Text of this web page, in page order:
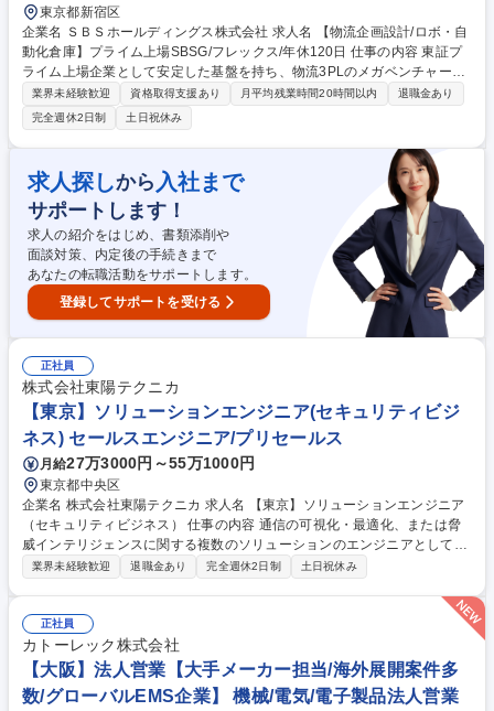
東京都新宿区
企業名 ＳＢＳホールディングス株式会社 求人名 【物流企画設計/ロボ・自
動化倉庫】プライム上場SBSG/フレックス/年休120日 仕事の内容 東証プ
ライム上場企業として安定した基盤を持ち、物流3PLのメガベンチャーと
して急成長を続けるSBSG。事業拡大に伴い、新たな「EC物流サービス」
の企画・開発を牽引していただけるメンバーを募集しています。 【このポ
ジションの魅力】 ■最先端技術の活用：AIやロボティクスなどの高度技術
を駆使した活用設計に携われます。 ■一気通貫での経験：サービスの企画
から開発まで一連のプロセスに携わることができるため、技術者・プラン
ナーとして大きな経験を積めます。 ■安定×挑戦：プライム上場の安定し
た経営基盤の元で、ベンチャーマインドを持って新たな領域に挑戦できま
す。 募集職種 【物流企画設計/ロボ・自動化倉庫】プライム上場SBSG/フ
レックス/年休120日
業界未経験歓迎 資格取得支援あり 月平均残業時間20時間以内
退職金あり
完全週休2日制
土日祝休み
求人探しから 入社まで
サポートします！
求人の紹介をはじめ、書類添削や
面談対策、内定後の手続きまで
あなたの転職活動をサポートします。
登録してサポートを受ける
正社員
株式会社東陽テクニカ
【東京】ソリューションエンジニア(セキュリティビジ
ネス) セールスエンジニア/プリセールス
月給27万3000円～55万1000円
東京都中央区
企業名 株式会社東陽テクニカ 求人名 【東京】ソリューションエンジニア
（セキュリティビジネス） 仕事の内容 通信の可視化・最適化、または脅
威インテリジェンスに関する複数のソリューションのエンジニアとして、
提案支援、技術検証、導入支援、保守サポート等を担当していただきま
きます。 製品および業務への習熟度に合わせて、技術面からの案件クロー
ジング、数カ月程度のプロジェクトマネジメント、製品トレーニングの提
供等、より深い知識と広範囲に関わる業務をお任せします。部署内では技
術・ビジネス両面で教育投資が行われ、継続的なスキル向上が可能です。
募集職種 【東京】ソリューションエンジニア（セキュリティビジネス）
業界未経験歓迎 退職金あり 完全週休2日制 土日祝休み
正社員
カトーレック株式会社
【大阪】法人営業【大手メーカー担当/海外展開案件多
数/グローバルEMS企業】 機械/電気/電子製品法人営業